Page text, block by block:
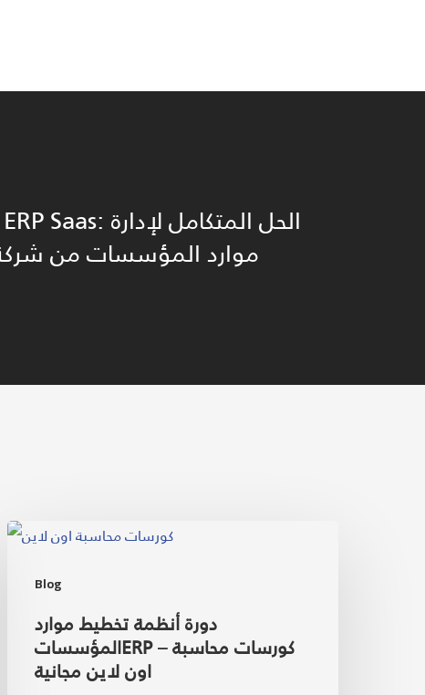
موارد المؤسسات من
Blog
دورة أنظمة تخطيط موارد
المؤسساتERP – كورسات محاسبة
اون لاين مجانية